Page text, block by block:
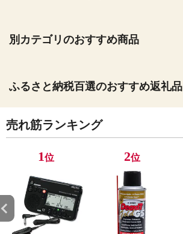
別カテゴリのおすすめ商品
ふるさと納税百選のおすすめ返礼品
売れ筋ランキング
1位 2位